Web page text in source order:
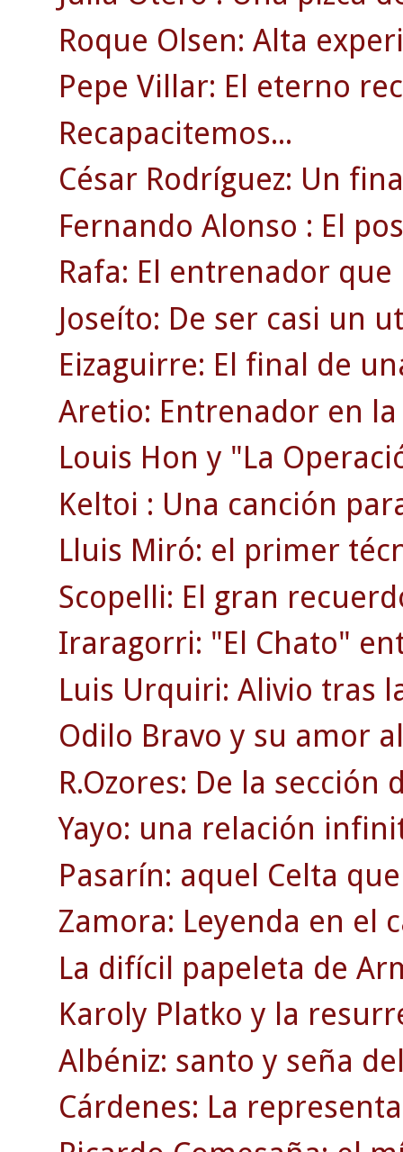
Roque Olsen: Alta
Pepe Villar: El eterno
Recapacitemos...
César Rodríguez: Un
Fernando Alonso : El
Rafa: El entrenador
Joseíto: De ser casi un
Eizaguirre: El final de
Aretio: Entrenador en
Louis Hon y "La
Keltoi : Una canción
Lluis Miró: el primer
Scopelli: El gran
Iraragorri: "El Chato"
Luis Urquiri: Alivio tras
Odilo Bravo y su amor
R.Ozores: De la
Yayo: una relación
Pasarín: aquel Celta
Zamora: Leyenda en el
La difícil papeleta de
Karoly Platko y la
Albéniz: santo y seña
Cárdenes: La